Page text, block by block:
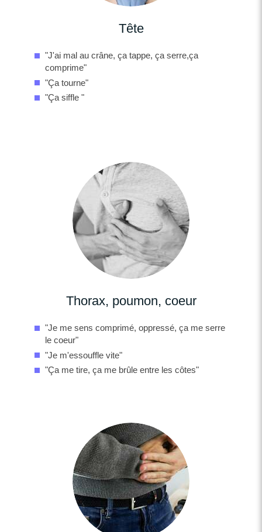
Tête
"J'ai mal au crâne, ça tappe, ça serre,ça
comprime"
"Ça tourne"
"Ça siffle "
Thorax, poumon, coeur
"Je me sens comprimé, oppressé, ça me serre
le coeur"
"Je m'essouffle vite"
"Ça me tire, ça me brûle entre les côtes"